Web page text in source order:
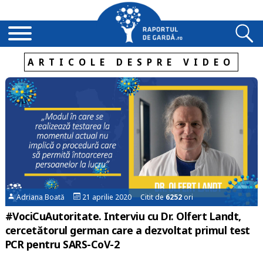
ARTICOLE DESPRE VIDEO
Adriana Boată 21 aprilie 2020 Citit de6252ori
#VociCuAutoritate. Interviu cu Dr. Olfert Landt,
cercetătorul german care a dezvoltat primul test
PCR pentru SARS-CoV-2